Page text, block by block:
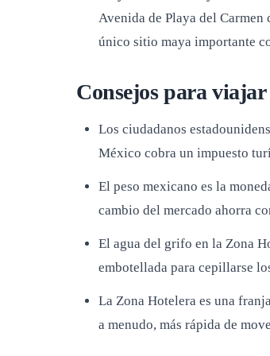
Avenida de Playa del Carmen
único sitio maya importante
Consejos para
Los ciudadanos
México cobra un impuesto
El peso mexicano es la
cambio del mercado ahorra
El agua del grifo en la Zona
embotellada para cepillarse
La Zona Hotelera es una
a menudo, más rápida de